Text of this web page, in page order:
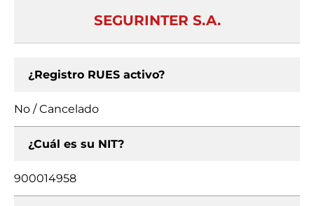
SEGURINTER S.A.
¿Registro RUES activo?
No / Cancelado
¿Cuál es su NIT?
900014958